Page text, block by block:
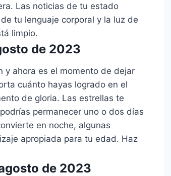
Las noticias de tu estado
tu lenguaje corporal y la luz de
limpio.
de 2023
y ahora es el momento de dejar
cuánto hayas logrado en el
de gloria. Las estrellas te
permanecer uno o dos días
en noche, algunas
apropiada para tu edad. Haz
de 2023